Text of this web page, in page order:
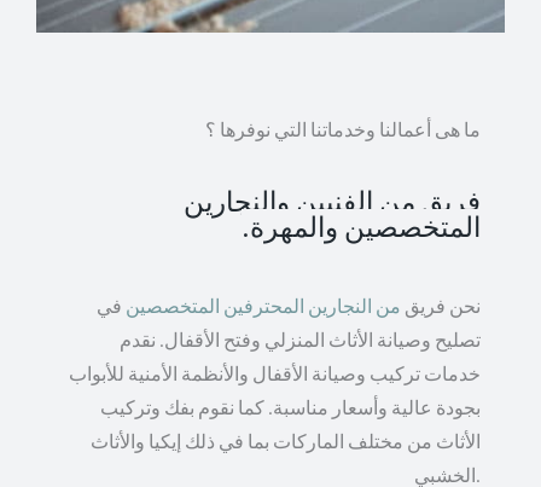
ما هى أعمالنا وخدماتنا التي نوفرها ؟
فريق من الفنيين والنجارين
المتخصصين والمهرة.
نحن فريق من النجارين المحترفين المتخصصين في
تصليح وصيانة الأثاث المنزلي وفتح الأقفال. نقدم
خدمات تركيب وصيانة الأقفال والأنظمة الأمنية للأبواب
بجودة عالية وأسعار مناسبة. كما نقوم بفك وتركيب
الأثاث من مختلف الماركات بما في ذلك إيكيا والأثاث
الخشبي.